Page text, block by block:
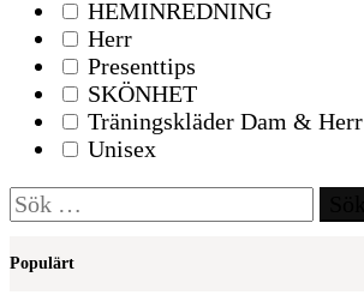
HEMINREDNING
Herr
Presenttips
SKÖNHET
Träningskläder Dam & Herr
Unisex
Sök
efter:
Populärt